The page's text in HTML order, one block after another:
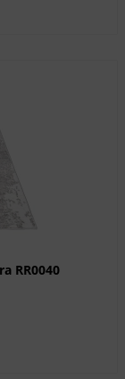
RR0040